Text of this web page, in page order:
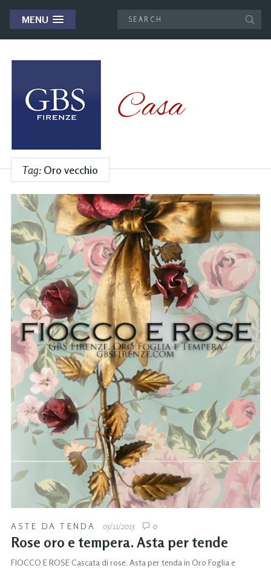
MENU
Tag: Oro vecchio
ASTE DA TENDA 05/11/2015 0
Rose oro e tempera. Asta per tende
FIOCCO E ROSE Cascata di rose. Asta per tenda in Oro Foglia e